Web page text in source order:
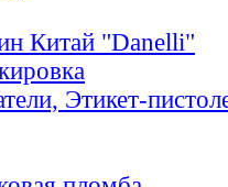
Китай "Danelli"
Этикет-